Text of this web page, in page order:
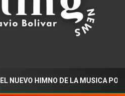
HIMNO DE LA MUSICA POPULAR